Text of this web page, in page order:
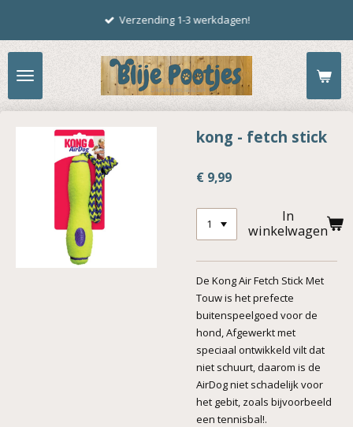
naar
de
hoofdinhoud
Verzending 1-3 werkdagen!
kong - fetch stick
€ 9,99
In
winkelwagen
De Kong Air Fetch Stick Met
Touw is het prefecte
buitenspeelgoed voor de
hond, Afgewerkt met
speciaal ontwikkeld vilt dat
niet schuurt, daarom is de
AirDog niet schadelijk voor
het gebit, zoals bijvoorbeeld
een tennisbal!.